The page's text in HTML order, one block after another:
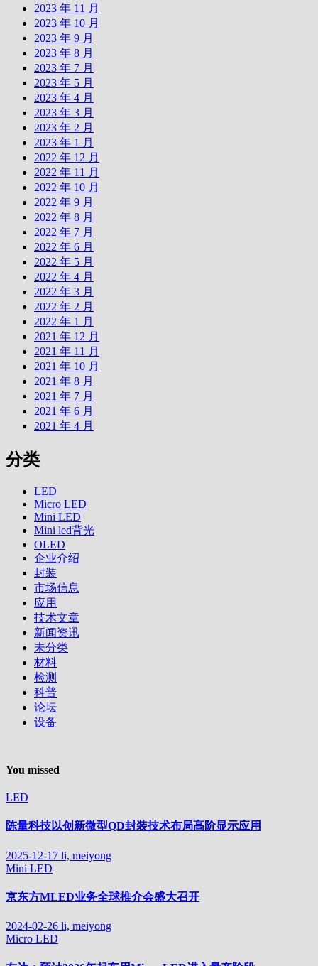
2023 年 11 月
2023 年 10 月
2023 年 9 月
2023 年 8 月
2023 年 7 月
2023 年 5 月
2023 年 4 月
2023 年 3 月
2023 年 2 月
2023 年 1 月
2022 年 12 月
2022 年 11 月
2022 年 10 月
2022 年 9 月
2022 年 8 月
2022 年 7 月
2022 年 6 月
2022 年 5 月
2022 年 4 月
2022 年 3 月
2022 年 2 月
2022 年 1 月
2021 年 12 月
2021 年 11 月
2021 年 10 月
2021 年 8 月
2021 年 7 月
2021 年 6 月
2021 年 4 月
分类
LED
Micro LED
Mini LED
Mini led背光
OLED
企业介绍
封装
市场信息
应用
技术文章
新闻资讯
未分类
材料
检测
科普
论坛
设备
You missed
LED
陈量科技以创新微型QD封装技术布局高阶显示应用
2025-12-17 li, meiyong
Mini LED
京东方MLED业务全球推介会盛大召开
2024-02-26 li, meiyong
Micro LED